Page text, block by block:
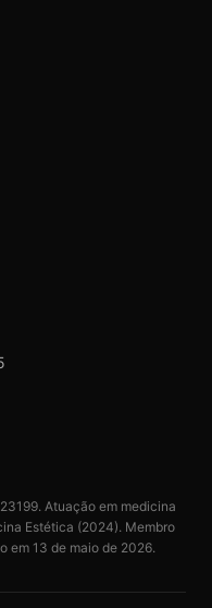
Atuação em medicina
Estética (2024). Membro
em 13 de maio de 2026.